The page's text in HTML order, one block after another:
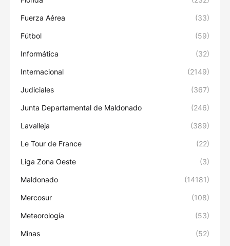
Fuerza Aérea (33)
Fútbol (59)
Informática (32)
Internacional (2149)
Judiciales (367)
Junta Departamental de Maldonado (246)
Lavalleja (389)
Le Tour de France (22)
Liga Zona Oeste (3)
Maldonado (14181)
Mercosur (108)
Meteorología (53)
Minas (52)